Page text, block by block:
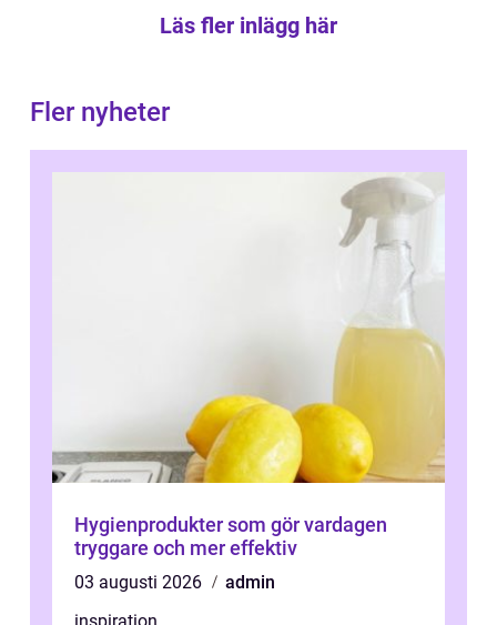
Läs fler inlägg här
Fler nyheter
Hygienprodukter som gör vardagen
tryggare och mer effektiv
03 augusti 2026
admin